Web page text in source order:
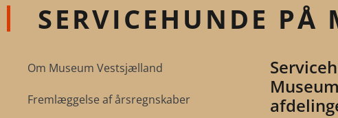
SERVICEHUNDE PÅ
Om Museum Vestsjælland
Fremlæggelse af årsregnskaber